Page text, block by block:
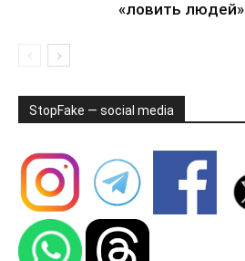
«ловить людей»
StopFake — social media